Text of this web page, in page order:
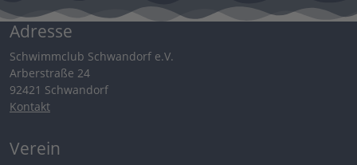
Adresse
Schwimmclub Schwandorf e.V.
Arberstraße 24
92421 Schwandorf
Kontakt
Verein